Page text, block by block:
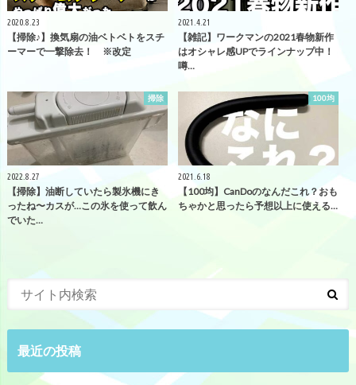
2020.8.23
【掃除♪】換気扇の油ベトベトをスチ
ーマーで一撃除去！ ※改定
2021.4.21
【雑記】ワークマンの2021春物新作
はオシャレ感UPでラインナップ中！
噂…
掃除
2022.8.27
【掃除】油断していたら製氷機にき
ったね〜カスが…この氷を使って飲ん
でいた…
100均
2021.6.18
【100均】CanDoのなんだこれ？おも
ちゃかと思ったら予想以上に使える…
最近の投稿